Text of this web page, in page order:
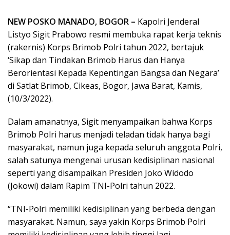
NEW POSKO MANADO, BOGOR – Kapolri Jenderal
Listyo Sigit Prabowo resmi membuka rapat kerja teknis
(rakernis) Korps Brimob Polri tahun 2022, bertajuk
‘Sikap dan Tindakan Brimob Harus dan Hanya
Berorientasi Kepada Kepentingan Bangsa dan Negara’
di Satlat Brimob, Cikeas, Bogor, Jawa Barat, Kamis,
(10/3/2022).
Dalam amanatnya, Sigit menyampaikan bahwa Korps
Brimob Polri harus menjadi teladan tidak hanya bagi
masyarakat, namun juga kepada seluruh anggota Polri,
salah satunya mengenai urusan kedisiplinan nasional
seperti yang disampaikan Presiden Joko Widodo
(Jokowi) dalam Rapim TNI-Polri tahun 2022.
“TNI-Polri memiliki kedisiplinan yang berbeda dengan
masyarakat. Namun, saya yakin Korps Brimob Polri